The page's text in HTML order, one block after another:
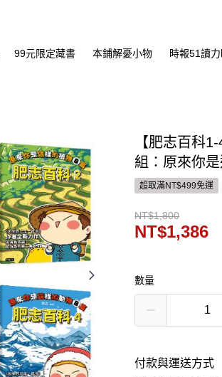
99元限定藏書 本鋪解憂小物 時報51讀
【肥志百科
組：原來你
超取滿NT$499免運
NT$1,800
NT$1,386
數量
付款與運送方式